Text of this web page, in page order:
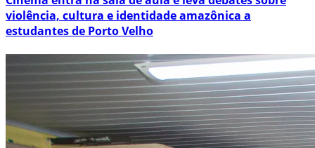
violência, cultura e identidade amazônica a
estudantes de Porto Velho